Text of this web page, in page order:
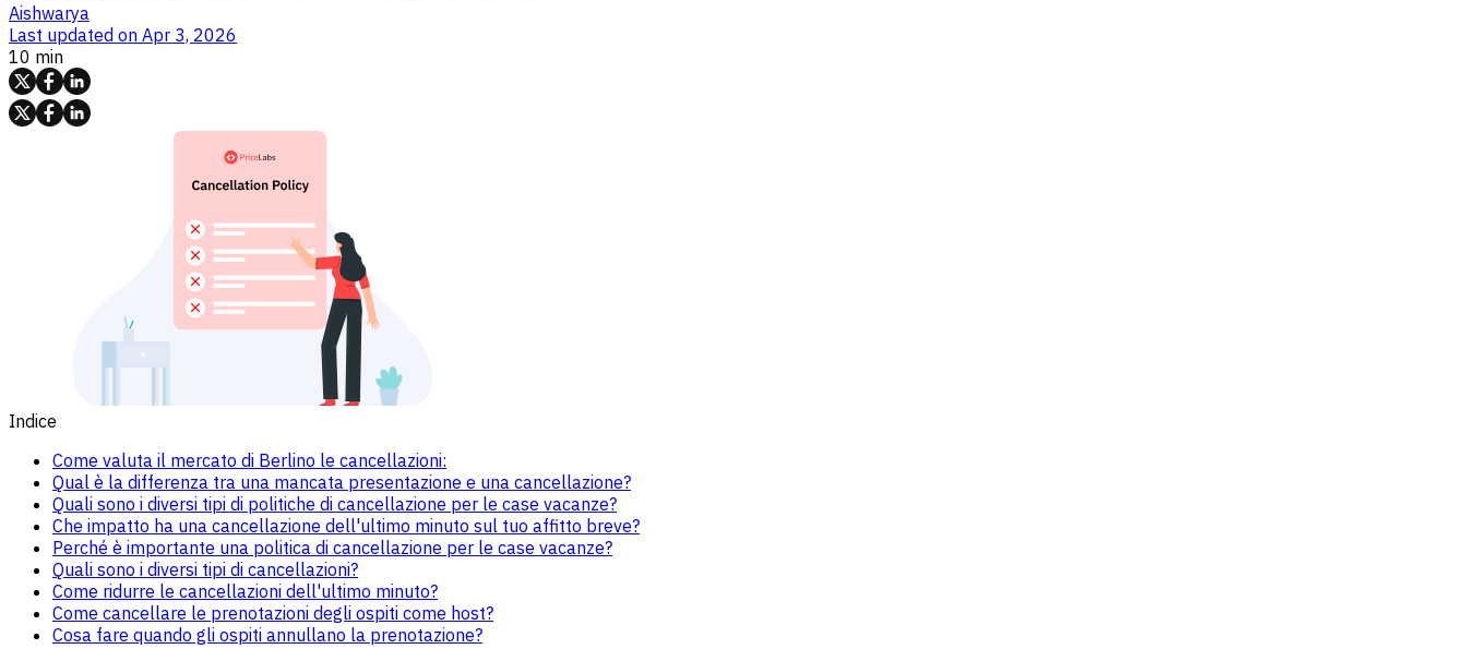
Aishwarya
Last updated on Apr 3, 2026
10 min
Indice
Come valuta il mercato di Berlino le cancellazioni:
Qual è la differenza tra una mancata presentazione e una cancellazione?
Quali sono i diversi tipi di politiche di cancellazione per le case vacanze?
Che impatto ha una cancellazione dell'ultimo minuto sul tuo affitto breve?
Perché è importante una politica di cancellazione per le case vacanze?
Quali sono i diversi tipi di cancellazioni?
Come ridurre le cancellazioni dell'ultimo minuto?
Come cancellare le prenotazioni degli ospiti come host?
Cosa fare quando gli ospiti annullano la prenotazione?